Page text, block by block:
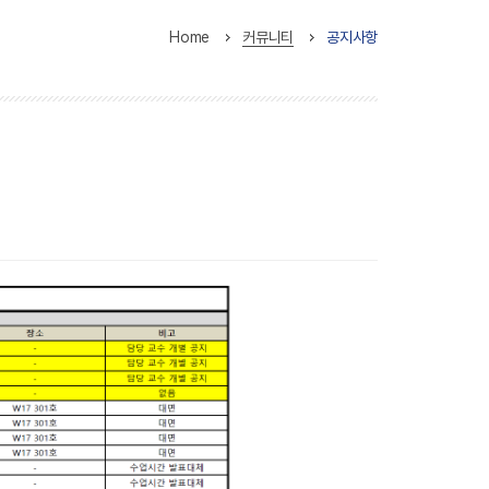
Home 커뮤니티 공지사항